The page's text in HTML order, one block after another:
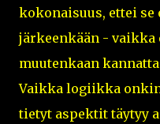
kokonaisuus, ettei se
järkeenkään -
muutenkaan
Vaikka logiikka
tietyt aspektit täytyy